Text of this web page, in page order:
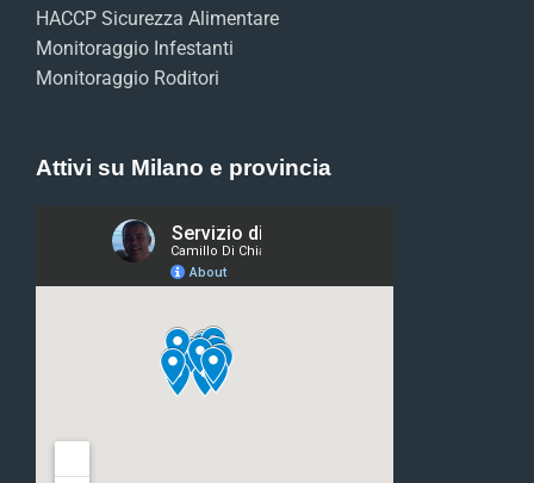
HACCP Sicurezza Alimentare
Monitoraggio Infestanti
Monitoraggio Roditori
Attivi su Milano e provincia